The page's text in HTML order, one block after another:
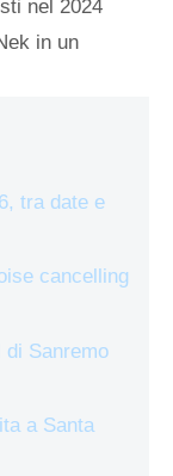
nel 2024
in un
tra date e
cancelling
Sanremo
a Santa